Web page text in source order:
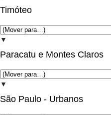
Timóteo
▼
Paracatu e Montes Claros
▼
São Paulo - Urbanos